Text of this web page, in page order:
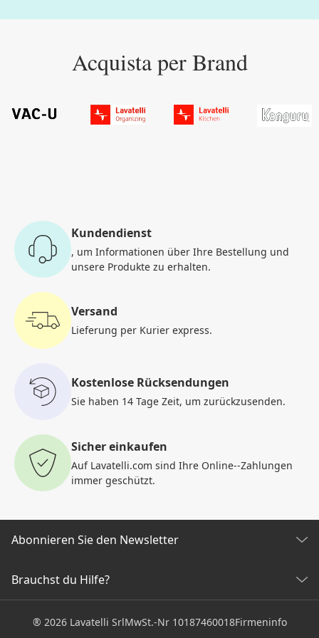
Acquista per Brand
Kundendienst
, um Informationen über Ihre Bestellung und
unsere Produkte zu erhalten.
Versand
Lieferung per Kurier express.
Kostenlose Rücksendungen
Sie haben 14 Tage Zeit, um zurückzusenden.
Sicher einkaufen
Auf Lavatelli.com sind Ihre Online--Zahlungen
immer geschützt.
Abonnieren Sie den Newsletter
Brauchst du Hilfe?
Allgemeine Verkaufsbedingungen
® 2026 Lavatelli SrlMwSt.-Nr 10187460018Firmeninfo